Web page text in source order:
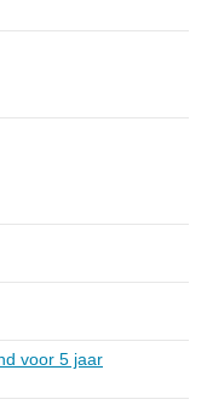
voor 5 jaar